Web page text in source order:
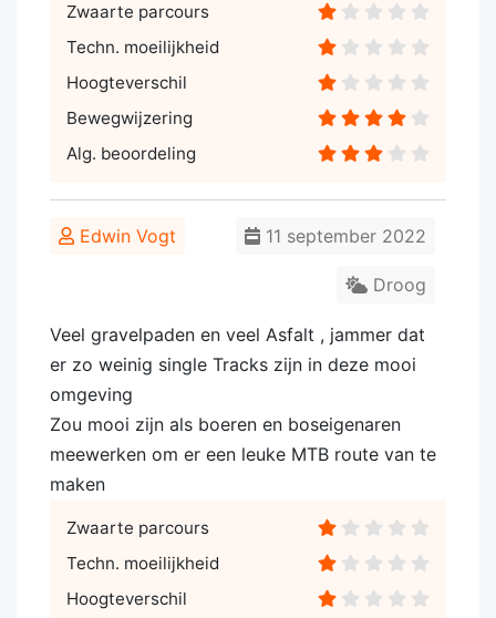
Zwaarte parcours
Techn. moeilijkheid
Hoogteverschil
Bewegwijzering
Alg. beoordeling
Edwin Vogt 11 september 2022
Droog
Veel gravelpaden en veel Asfalt , jammer dat
er zo weinig single Tracks zijn in deze mooi
omgeving
Zou mooi zijn als boeren en boseigenaren
meewerken om er een leuke MTB route van te
maken
Zwaarte parcours
Techn. moeilijkheid
Hoogteverschil